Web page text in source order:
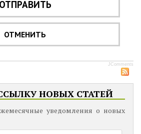
ОТПРАВИТЬ
ОТМЕНИТЬ
JComments
НОВЫХ СТАТЕЙ
уведомления о новых